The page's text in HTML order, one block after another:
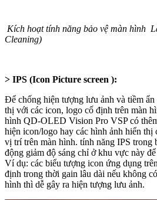
Kích hoạt tính năng bảo vệ màn hình
Cleaning)
> IPS (Icon Picture screen ):
Để chống hiện tượng lưu ảnh và tiềm
thị với các icon, logo cố định trên màn
hình QD-OLED Vision Pro VSP có
hiện icon/logo hay các hình ảnh hiển thị
vị trí trên màn hình. tính năng IPS trong
động giảm độ sáng chỉ ở khu vực này
Ví dụ: các biểu tượng icon ứng dụng
định trong thời gain lâu dài nếu không
hình thì dễ gây ra hiện tượng lưu ảnh.